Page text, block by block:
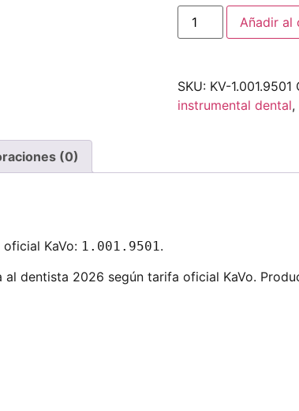
Añadir al
SKU: KV-1.001.9501
instrumental dental,
(0)
KaVo: 1.001.9501 .
dentista 2026 según tarifa oficial KaVo.